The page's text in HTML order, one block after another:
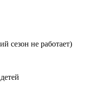
сезон не работает)